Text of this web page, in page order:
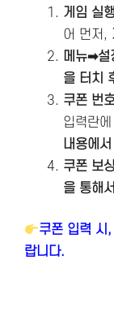
게임 실
어 먼저,
메뉴➡설
을 터치
쿠폰 번
입력란
내용에
쿠폰 보
을 통해
쿠폰 입력 시
랍니다.